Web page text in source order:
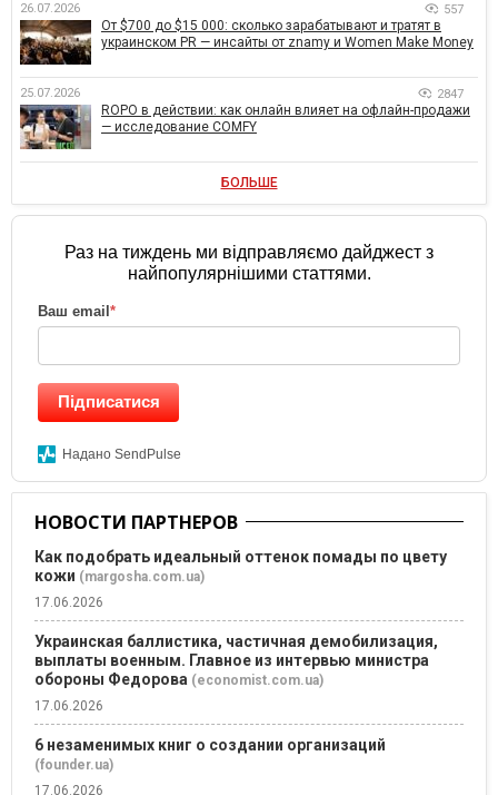
26.07.2026 557
От $700 до $15 000: сколько зарабатывают и тратят в
украинском PR — инсайты от znamy и Women Make Money
25.07.2026 2847
ROPO в действии: как онлайн влияет на офлайн-продажи
— исследование COMFY
БОЛЬШЕ
Раз на тиждень ми відправляємо дайджест з
найпопулярнішими статтями.
Ваш email *
Підписатися
Надано SendPulse
НОВОСТИ ПАРТНЕРОВ
Как подобрать идеальный оттенок помады по цвету
кожи (margosha.com.ua)
17.06.2026
Украинская баллистика, частичная демобилизация,
выплаты военным. Главное из интервью министра
обороны Федорова (economist.com.ua)
17.06.2026
6 незаменимых книг о создании организаций
(founder.ua)
17.06.2026